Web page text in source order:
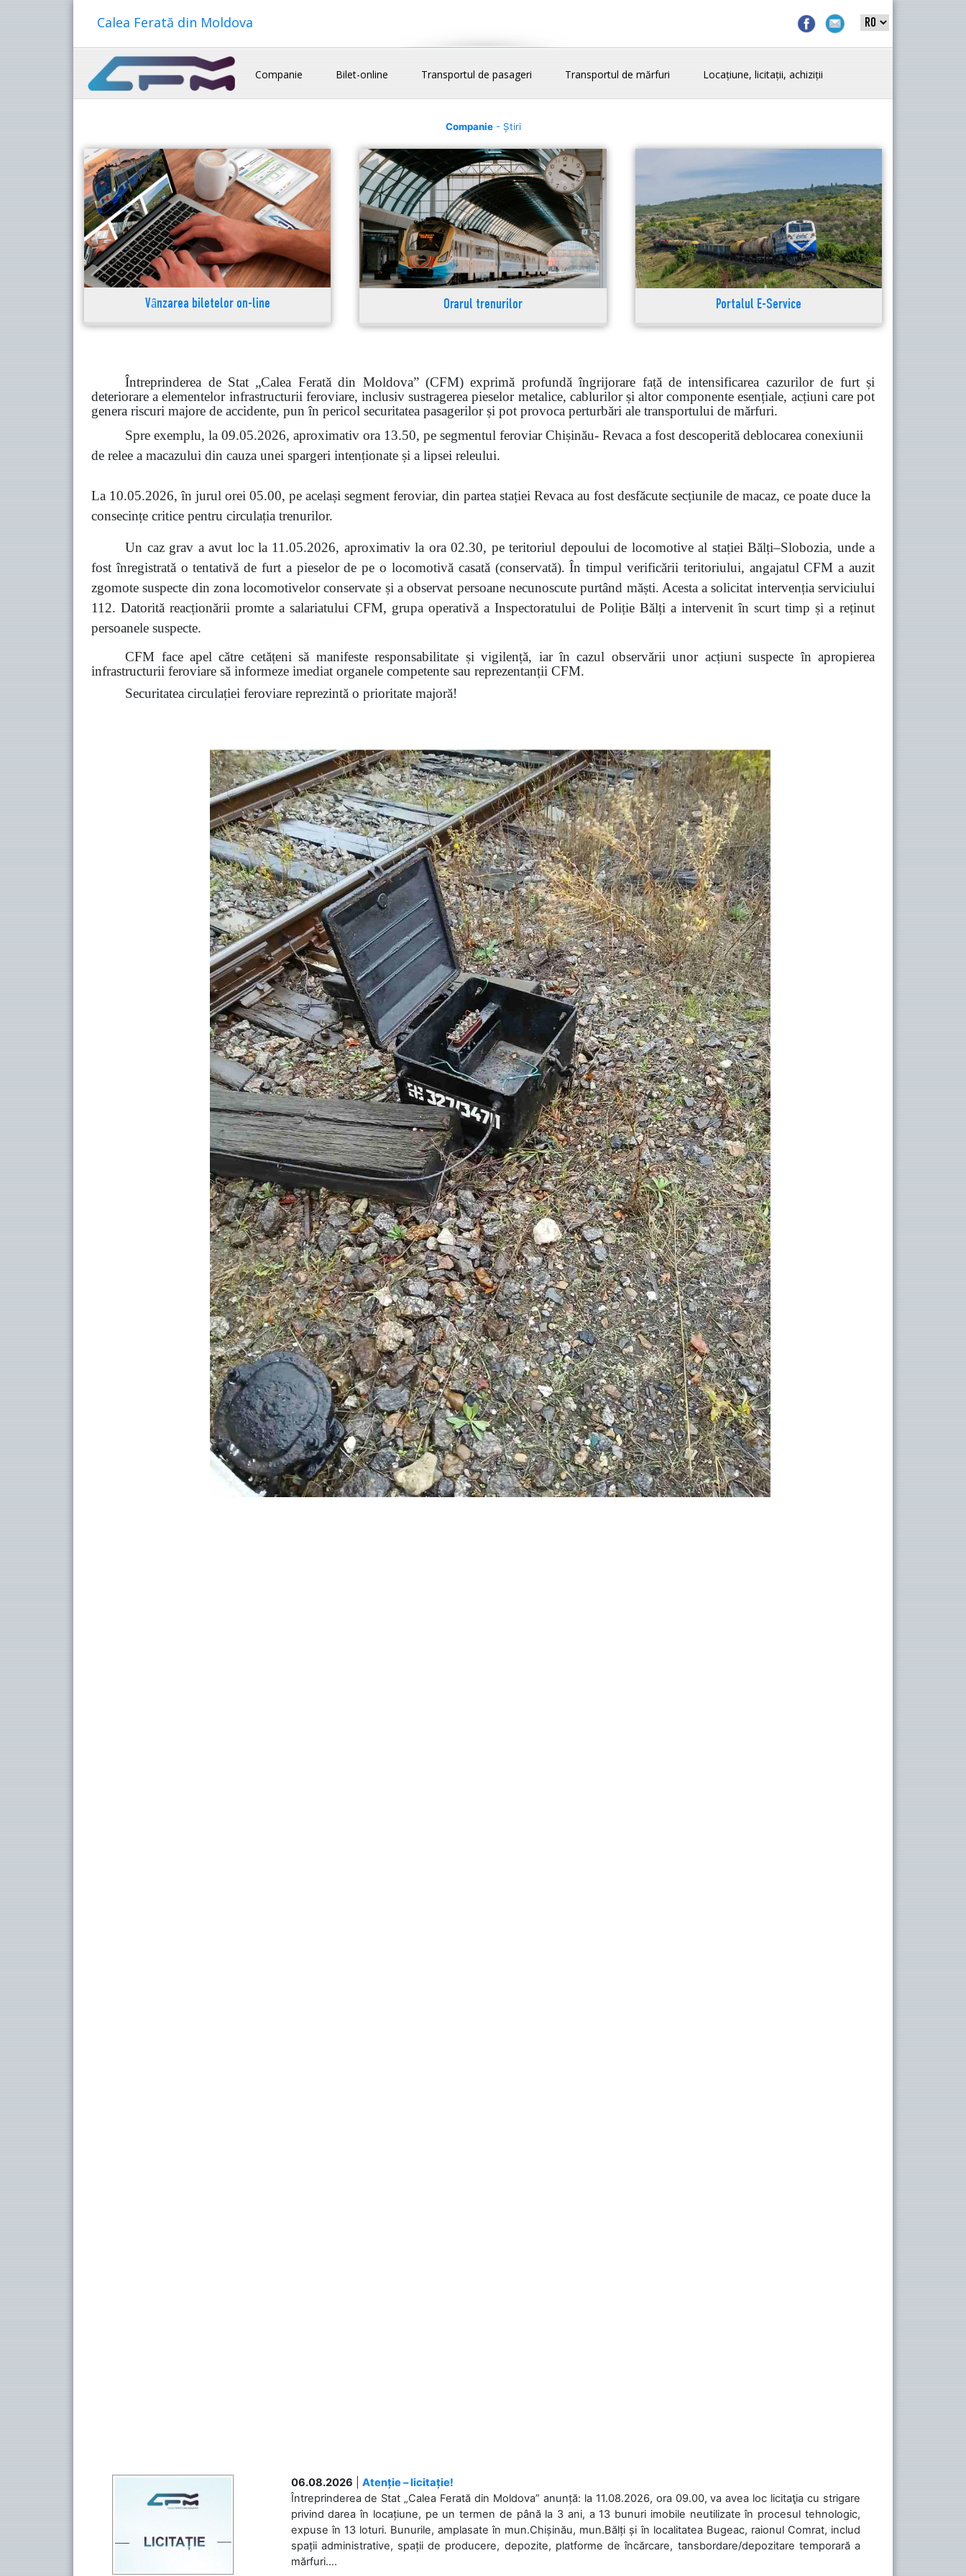
Calea Ferată din Moldova
Companie Bilet-online Transportul de pasageri Transportul de mărfuri Locațiune, licitații, achiziții
Companie- Știri
Vânzarea biletelor on-line Orarul trenurilor Portalul E-Service
Întreprinderea de Stat „Calea Ferată din Moldova” (CFM) exprimă profundă îngrijorare față de intensificarea cazurilor de furt și
deteriorare a elementelor infrastructurii feroviare, inclusiv sustragerea pieselor metalice, cablurilor și altor componente esențiale, acțiuni care pot
genera riscuri majore de accidente, pun în pericol securitatea pasagerilor și pot provoca perturbări ale transportului de mărfuri.
Spre exemplu, la 09.05.2026, aproximativ ora 13.50, pe segmentul feroviar Chișinău- Revaca a fost descoperită deblocarea conexiunii
de relee a macazului din cauza unei spargeri intenționate și a lipsei releului.
La 10.05.2026, în jurul orei 05.00, pe același segment feroviar, din partea stației Revaca au fost desfăcute secțiunile de macaz, ce poate duce la
consecințe critice pentru circulația trenurilor.
Un caz grav a avut loc la 11.05.2026, aproximativ la ora 02.30, pe teritoriul depoului de locomotive al stației Bălți–Slobozia, unde a
fost înregistrată o tentativă de furt a pieselor de pe o locomotivă casată (conservată). În timpul verificării teritoriului, angajatul CFM a auzit
zgomote suspecte din zona locomotivelor conservate și a observat persoane necunoscute purtând măști. Acesta a solicitat intervenția serviciului
112. Datorită reacționării promte a salariatului CFM, grupa operativă a Inspectoratului de Poliție Bălți a intervenit în scurt timp și a reținut
persoanele suspecte.
CFM face apel către cetățeni să manifeste responsabilitate și vigilență, iar în cazul observării unor acțiuni suspecte în apropierea
infrastructurii feroviare să informeze imediat organele competente sau reprezentanții CFM.
Securitatea circulației feroviare reprezintă o prioritate majoră!
06.08.2026
Atenție – licitație!
Întreprinderea de Stat „Calea Ferată din Moldova” anunță: la 11.08.2026, ora 09.00, va avea loc licitaţia cu strigare
privind darea în locațiune, pe un termen de până la 3 ani, a 13 bunuri imobile neutilizate în procesul tehnologic,
expuse în 13 loturi. Bunurile, amplasate în mun.Chișinău, mun.Bălți și în localitatea Bugeac, raionul Comrat, includ
spații administrative, spații de producere, depozite, platforme de încărcare, tansbordare/depozitare temporară a
mărfuri....